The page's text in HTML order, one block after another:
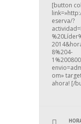
[button
eserva/?
8%204-
om»
ahora! [/